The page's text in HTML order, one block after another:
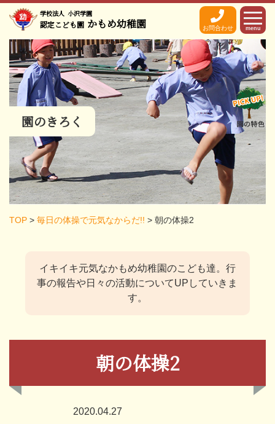
学校法人 小沢学園
認定こども園 かもめ幼稚園 お問合わせ menu
園のきろく
TOP > 毎日の体操で元気なからだ!! > 朝の体操2
イキイキ元気なかもめ幼稚園のこども達。 行
事の報告や日々の活動についてUPしていきま
す。
朝の体操2
2020.04.27